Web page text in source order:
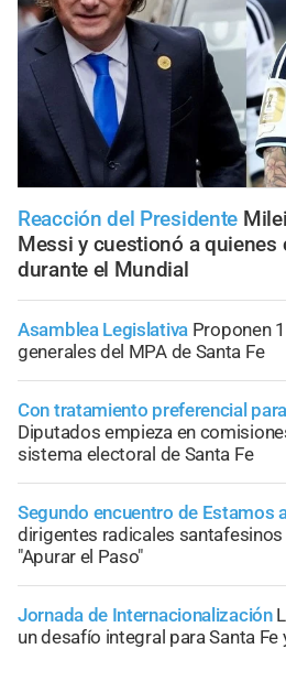
Reacción del Presidente
Messi y cuestionó a quienes
durante el Mundial
Asamblea Legislativa Proponen
generales del MPA de Santa Fe
Con tratamiento preferencial
Diputados empieza en
sistema electoral de Santa Fe
Segundo encuentro de Estamos
dirigentes radicales
"Apurar el Paso"
Jornada de Internacionalización
un desafío integral para Santa Fe